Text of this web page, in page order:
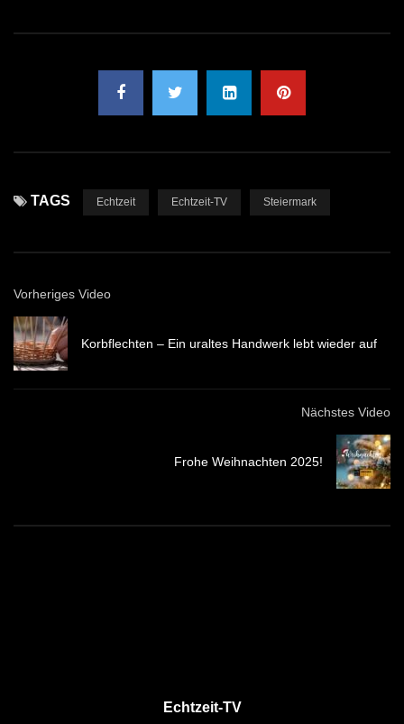
TAGS Echtzeit Echtzeit-TV Steiermark
Vorheriges Video
Korbflechten – Ein uraltes Handwerk lebt wieder auf
Nächstes Video
Frohe Weihnachten 2025!
Echtzeit-TV